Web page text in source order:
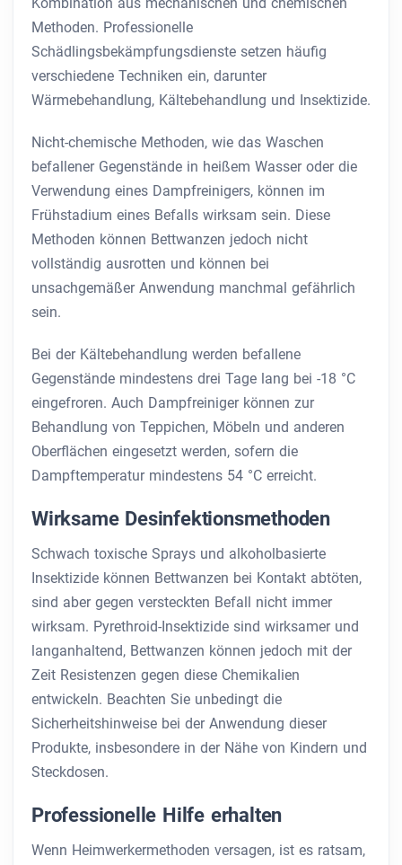
Kombination aus mechanischen und chemischen
Methoden. Professionelle
Schädlingsbekämpfungsdienste setzen häufig
verschiedene Techniken ein, darunter
Wärmebehandlung, Kältebehandlung und Insektizide.
Nicht-chemische Methoden, wie das Waschen
befallener Gegenstände in heißem Wasser oder die
Verwendung eines Dampfreinigers, können im
Frühstadium eines Befalls wirksam sein. Diese
Methoden können Bettwanzen jedoch nicht
vollständig ausrotten und können bei
unsachgemäßer Anwendung manchmal gefährlich
sein.
Bei der Kältebehandlung werden befallene
Gegenstände mindestens drei Tage lang bei -18 °C
eingefroren. Auch Dampfreiniger können zur
Behandlung von Teppichen, Möbeln und anderen
Oberflächen eingesetzt werden, sofern die
Dampftemperatur mindestens 54 °C erreicht.
Wirksame Desinfektionsmethoden
Schwach toxische Sprays und alkoholbasierte
Insektizide können Bettwanzen bei Kontakt abtöten,
sind aber gegen versteckten Befall nicht immer
wirksam. Pyrethroid-Insektizide sind wirksamer und
langanhaltend, Bettwanzen können jedoch mit der
Zeit Resistenzen gegen diese Chemikalien
entwickeln. Beachten Sie unbedingt die
Sicherheitshinweise bei der Anwendung dieser
Produkte, insbesondere in der Nähe von Kindern und
Steckdosen.
Professionelle Hilfe erhalten
Wenn Heimwerkermethoden versagen, ist es ratsam,